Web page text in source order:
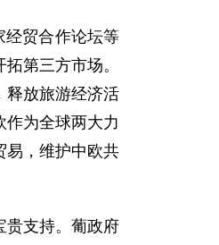
经贸合作论坛等
第三方市场。
释放旅游经济活
为全球两大力
易，维护中欧共
贵支持。葡政府